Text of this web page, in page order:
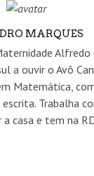
MARQUES
Alfredo
a ouvir o Avô
Matemática,
Trabalha
casa e tem na